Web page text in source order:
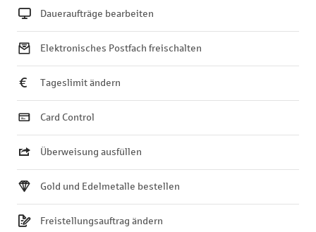
Daueraufträge bearbeiten
Elektronisches Postfach freischalten
Tageslimit ändern
Card Control
Überweisung ausfüllen
Gold und Edelmetalle bestellen
Freistellungsauftrag ändern